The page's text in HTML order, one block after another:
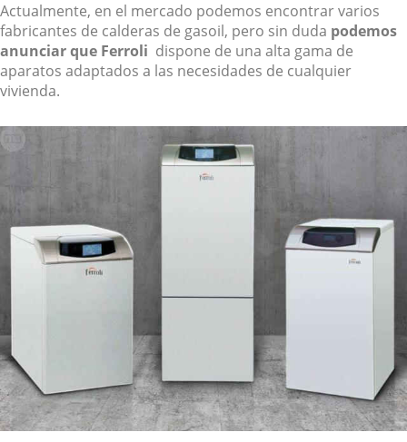
Actualmente, en el mercado podemos encontrar varios
fabricantes de calderas de gasoil, pero sin duda podemos
anunciar que Ferroli dispone de una alta gama de
aparatos adaptados a las necesidades de cualquier
vivienda.